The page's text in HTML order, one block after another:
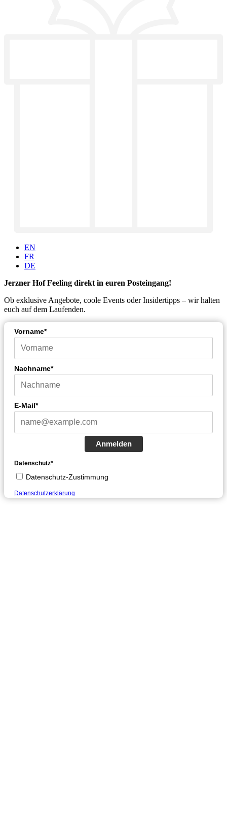
EN
FR
DE
Jerzner Hof Feeling direkt in euren Posteingang!
Ob exklusive Angebote, coole Events oder Insidertipps – wir halten
euch auf dem Laufenden.
Vorname*
Nachname*
E-Mail*
Anmelden
Datenschutz*
Datenschutz-Zustimmung
Datenschutzerklärung